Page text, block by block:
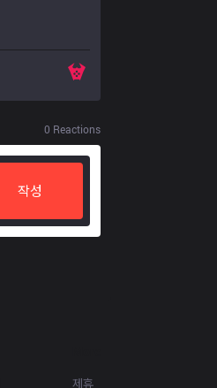
0 Reactions
작성
제휴